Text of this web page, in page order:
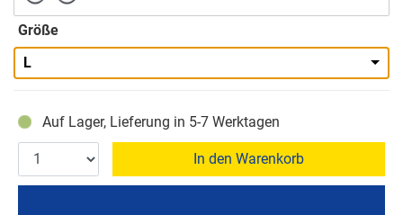
Größe
L
Auf Lager, Lieferung in 5-7 Werktagen
In den Warenkorb